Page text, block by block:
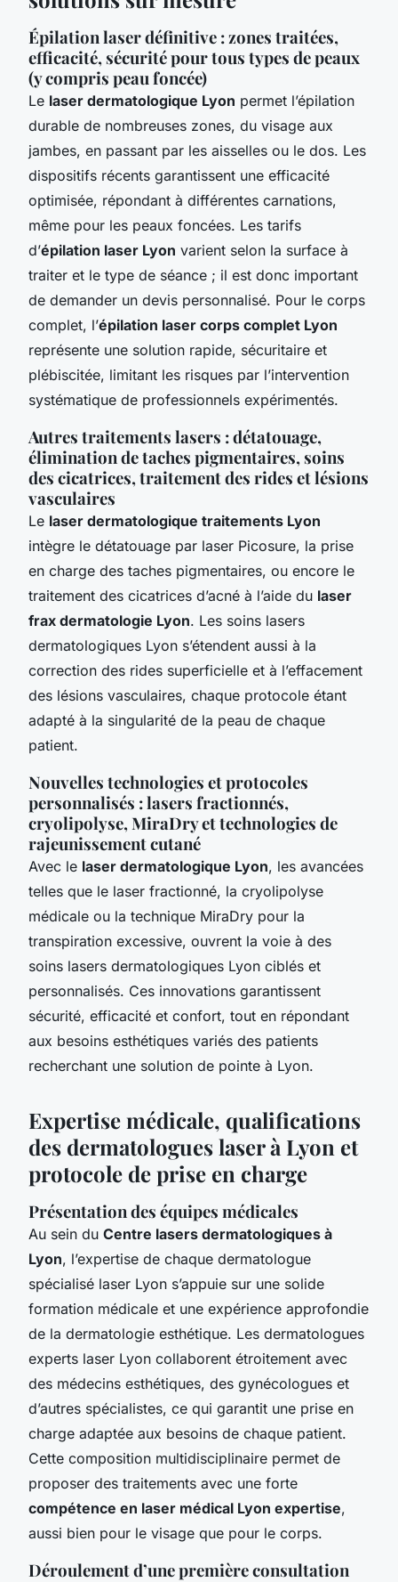
Épilation laser définitive : zones traitées,
efficacité, sécurité pour tous types de peaux
(y compris peau foncée)
Le laser dermatologique Lyon permet l’épilation
durable de nombreuses zones, du visage aux
jambes, en passant par les aisselles ou le dos. Les
dispositifs récents garantissent une efficacité
optimisée, répondant à différentes carnations,
même pour les peaux foncées. Les tarifs
d’épilation laser Lyon varient selon la surface à
traiter et le type de séance ; il est donc important
de demander un devis personnalisé. Pour le corps
complet, l’épilation laser corps complet Lyon
représente une solution rapide, sécuritaire et
plébiscitée, limitant les risques par l’intervention
systématique de professionnels expérimentés.
Autres traitements lasers : détatouage,
élimination de taches pigmentaires, soins
des cicatrices, traitement des rides et lésions
vasculaires
Le laser dermatologique traitements Lyon
intègre le détatouage par laser Picosure, la prise
en charge des taches pigmentaires, ou encore le
traitement des cicatrices d’acné à l’aide du laser
frax dermatologie Lyon. Les soins lasers
dermatologiques Lyon s’étendent aussi à la
correction des rides superficielle et à l’effacement
des lésions vasculaires, chaque protocole étant
adapté à la singularité de la peau de chaque
patient.
Nouvelles technologies et protocoles
personnalisés : lasers fractionnés,
cryolipolyse, MiraDry et technologies de
rajeunissement cutané
Avec le laser dermatologique Lyon, les avancées
telles que le laser fractionné, la cryolipolyse
médicale ou la technique MiraDry pour la
transpiration excessive, ouvrent la voie à des
soins lasers dermatologiques Lyon ciblés et
personnalisés. Ces innovations garantissent
sécurité, efficacité et confort, tout en répondant
aux besoins esthétiques variés des patients
recherchant une solution de pointe à Lyon.
Expertise médicale, qualifications
des dermatologues laser à Lyon et
protocole de prise en charge
Présentation des équipes médicales
Au sein du Centre lasers dermatologiques à
Lyon, l’expertise de chaque dermatologue
spécialisé laser Lyon s’appuie sur une solide
formation médicale et une expérience approfondie
de la dermatologie esthétique. Les dermatologues
experts laser Lyon collaborent étroitement avec
des médecins esthétiques, des gynécologues et
d’autres spécialistes, ce qui garantit une prise en
charge adaptée aux besoins de chaque patient.
Cette composition multidisciplinaire permet de
proposer des traitements avec une forte
compétence en laser médical Lyon expertise,
aussi bien pour le visage que pour le corps.
Déroulement d’une première consultation